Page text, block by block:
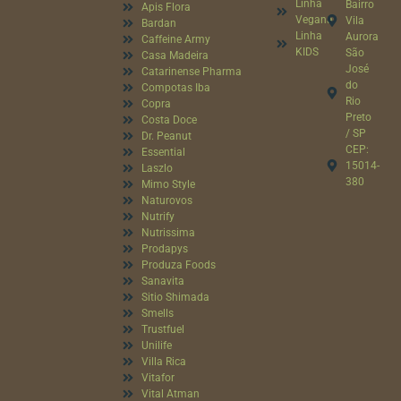
Apis Flora
Bardan
Caffeine Army
Casa Madeira
Catarinense Pharma
Compotas Iba
Copra
Costa Doce
Dr. Peanut
Essential
Laszlo
Mimo Style
Naturovos
Nutrify
Nutrissima
Prodapys
Produza Foods
Sanavita
Sitio Shimada
Smells
Trustfuel
Unilife
Villa Rica
Vitafor
Vital Atman
Linha
Vegana
Linha
KIDS
Bairro
Vila
Aurora
São
José
do
Rio
Preto
/ SP
CEP:
15014-
380